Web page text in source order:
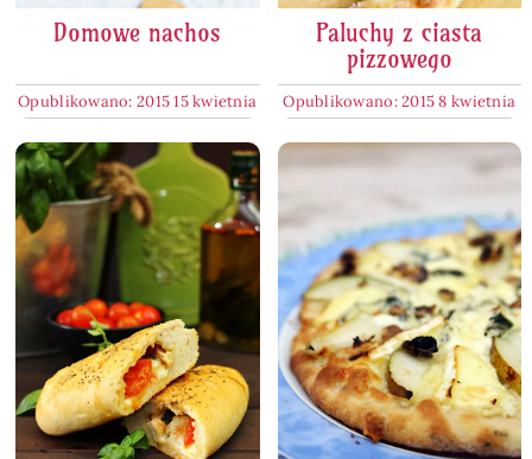
Domowe nachos
Opublikowano: 2015 15 kwietnia
Paluchy z ciasta
pizzowego
Opublikowano: 2015 8 kwietnia